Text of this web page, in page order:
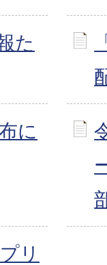
た
に
リ